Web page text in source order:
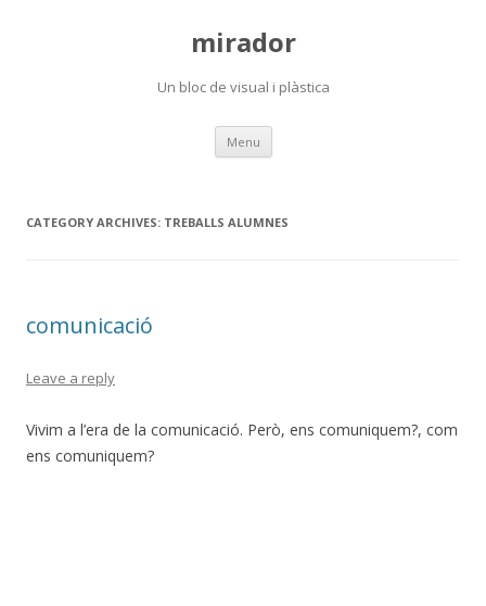
mirador
Un bloc de visual i plàstica
Menu Skip
content
CATEGORY ARCHIVES: TREBALLS ALUMNES
comunicació
Leave a reply
Vivim a l’era de la comunicació. Però, ens comuniquem?, com
ens comuniquem?